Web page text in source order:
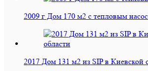
2009 г Дом 170 м2 с тепловым
2017 Дом 131 м2 из SIP в Киевской